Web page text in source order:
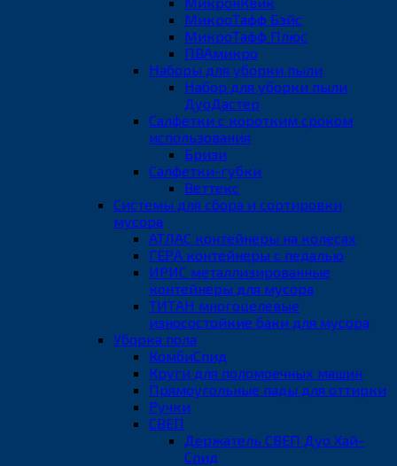
МикроТафф Бэйс
МикроТафф Плюс
ПВАмикро
Наборы для уборки пыли
Набор для уборки пыли
ДуоДастер
Салфетки с коротким сроком
использования
Бризи
Салфетки-губки
Веттекс
Системы для сбора и сортировки
мусора
АТЛАС контейнеры на колесах
ГЕРА контейнеры с педалью
ИРИС металлизированные
контейнеры для мусора
ТИТАН многоцелевые
износостойкие баки для мусора
Уборка пола
КомбиСпид
Круги для поломоечных машин
Прямоугольные пады для оттирки
Ручки
СВЕП
Держатель СВЕП Дуо Хай-
Спид